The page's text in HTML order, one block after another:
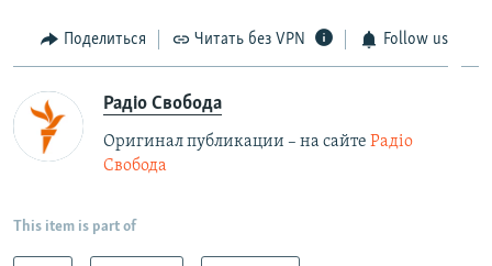
Поделиться Читать без VPN Follow us
Радіо Свобода
Оригинал публикации – на сайте Радіо
Свобода
This item is part of